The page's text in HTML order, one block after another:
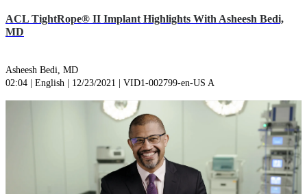
ACL TightRope® II Implant Highlights With Asheesh Bedi,
MD
Asheesh Bedi, MD
02:04 | English | 12/23/2021 | VID1-002799-en-US A